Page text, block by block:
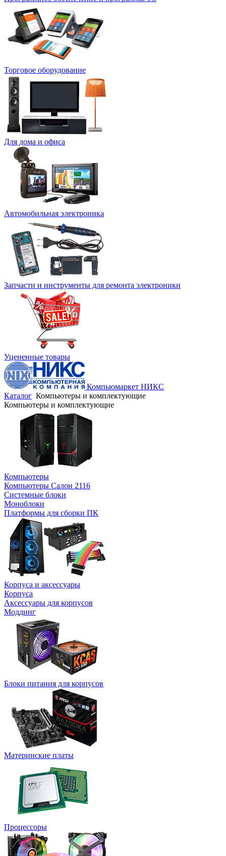
Торговое оборудование
Для дома и офиса
Автомобильная электроника
Запчасти и инструменты для ремонта электроники
Уцененные товары
Компьюмаркет НИКС
Каталог Компьютеры и комплектующие
Компьютеры и комплектующие
Компьютеры
Компьютеры Салон 2116
Системные блоки
Моноблоки
Платформы для сборки ПК
Корпуса и аксессуары
Корпуса
Аксессуары для корпусов
Моддинг
Блоки питания для корпусов
Материнские платы
Процессоры